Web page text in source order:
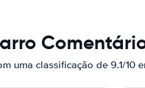
uma classificação de 9.1/10